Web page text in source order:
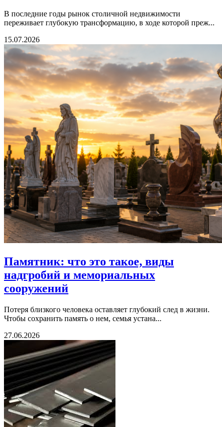
В последние годы рынок столичной недвижимости
переживает глубокую трансформацию, в ходе которой преж...
15.07.2026
Памятник: что это такое, виды
надгробий и мемориальных
сооружений
Потеря близкого человека оставляет глубокий след в жизни.
Чтобы сохранить память о нем, семья устана...
27.06.2026